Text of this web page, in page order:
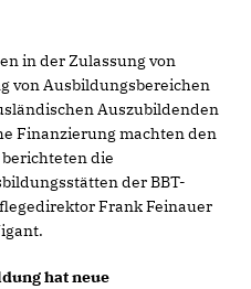
in der Zulassung von
von Ausbildungsbereichen
Auszubildenden
Finanzierung machten den
die
der BBT-
Frank Feinauer
hat neue